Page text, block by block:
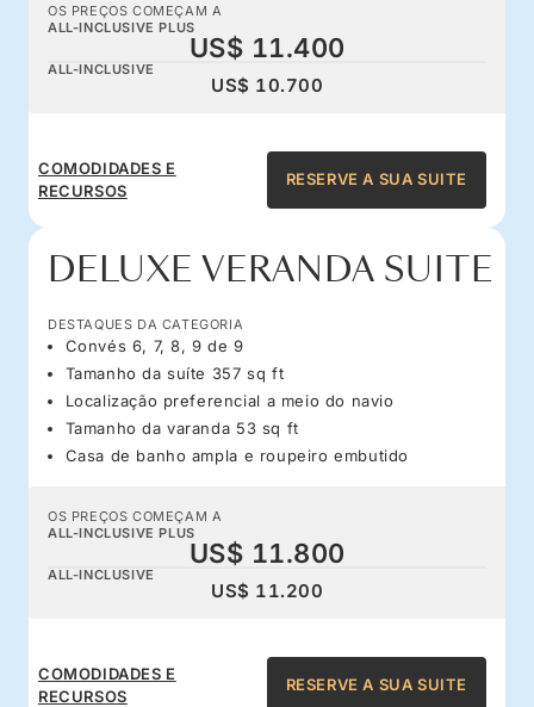
OS PREÇOS COMEÇAM A
ALL-INCLUSIVE PLUS
US$ 11.400
ALL-INCLUSIVE
US$ 10.700
COMODIDADES E
RECURSOS
RESERVE A SUA SUITE
DELUXE VERANDA SUITE
DESTAQUES DA CATEGORIA
Convés 6, 7, 8, 9 de 9
Tamanho da suíte 357 sq ft
Localização preferencial a meio do navio
Tamanho da varanda 53 sq ft
Casa de banho ampla e roupeiro embutido
OS PREÇOS COMEÇAM A
ALL-INCLUSIVE PLUS
US$ 11.800
ALL-INCLUSIVE
US$ 11.200
COMODIDADES E
RECURSOS
RESERVE A SUA SUITE